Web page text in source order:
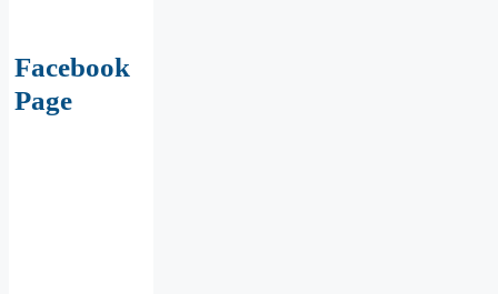
Facebook
Page